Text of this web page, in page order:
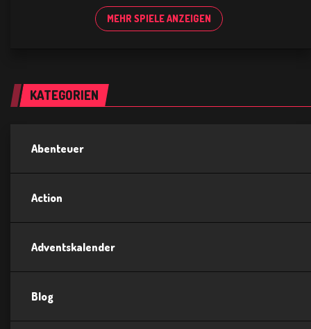
MEHR SPIELE ANZEIGEN
KATEGORIEN
Abenteuer
Action
Adventskalender
Blog